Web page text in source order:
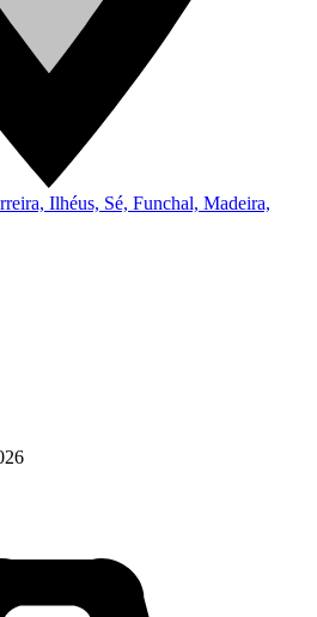
Ilhéus, Sé, Funchal, Madeira,